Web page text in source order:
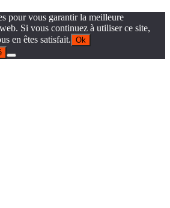
pour vous garantir la meilleure
Si vous continuez à utiliser ce site,
en êtes satisfait. Ok